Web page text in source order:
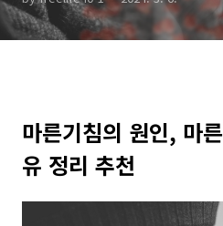
마른기침의 원인, 마
유 정리 추천